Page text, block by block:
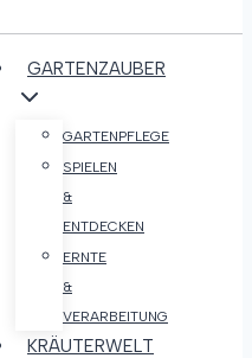
GARTENZAUBER
GARTENPFLEGE
SPIELEN
&
ENTDECKEN
ERNTE
&
VERARBEITUNG
KRÄUTERWELT